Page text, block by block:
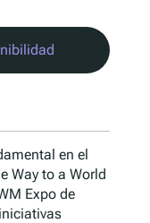
en el
Way to a World
Expo de